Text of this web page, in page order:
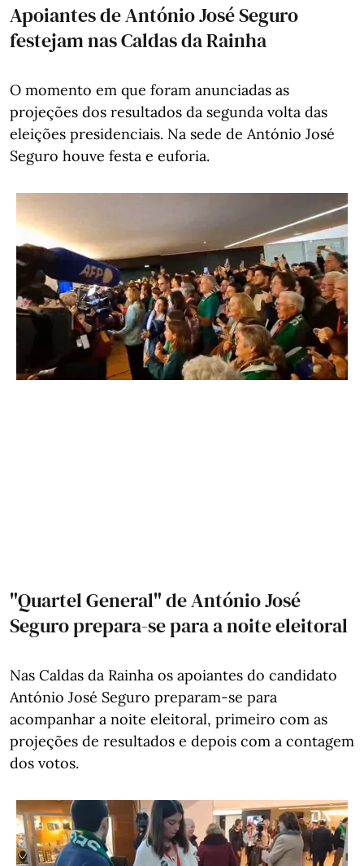
Apoiantes de António José Seguro
festejam nas Caldas da Rainha
O momento em que foram anunciadas as
projeções dos resultados da segunda volta das
eleições presidenciais. Na sede de António José
Seguro houve festa e euforia.
"Quartel General" de António José
Seguro prepara-se para a noite eleitoral
Nas Caldas da Rainha os apoiantes do candidato
António José Seguro preparam-se para
acompanhar a noite eleitoral, primeiro com as
projeções de resultados e depois com a contagem
dos votos.